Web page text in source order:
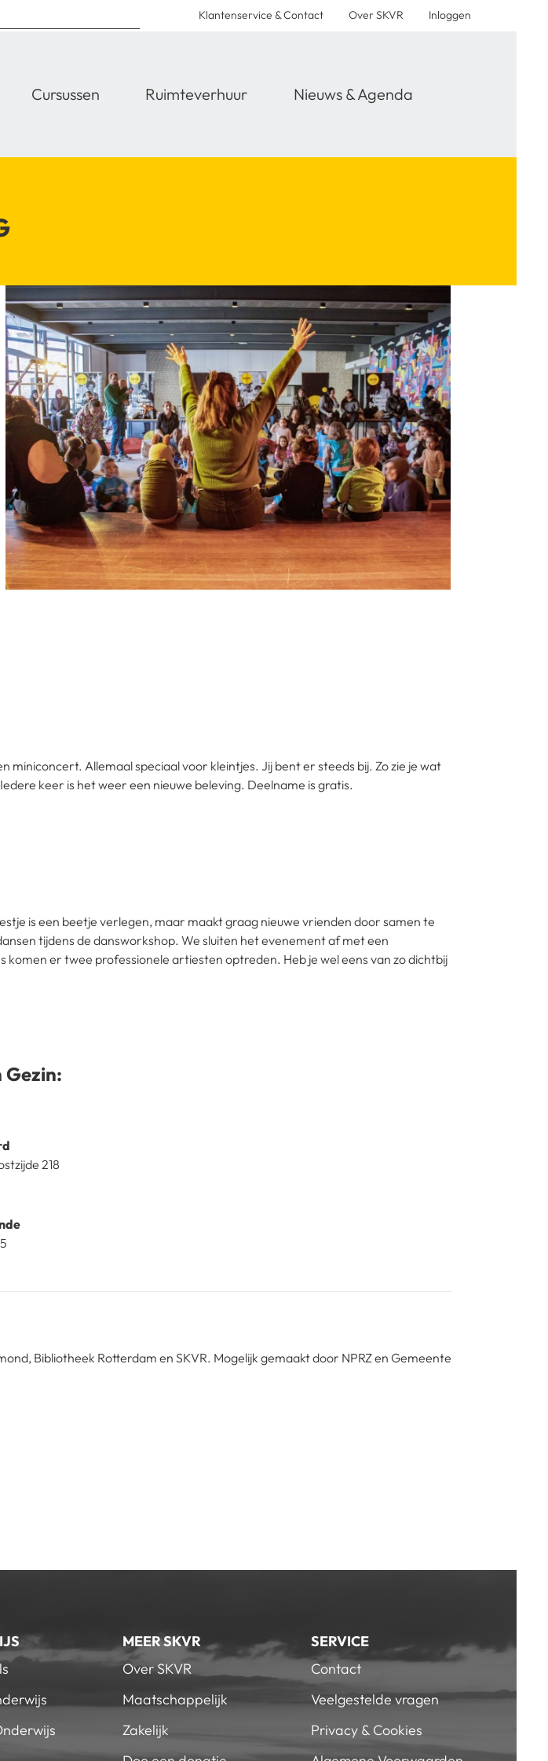
Cursussen Ruimteverhuur Nieuws & Agenda
Klantenservice & Contact Over SKVR Inloggen
miniconcert. Allemaal speciaal voor kleintjes. Jij bent er steeds bij. Zo zie je wat
keer is het weer een nieuwe beleving. Deelname is gratis.
is een beetje verlegen, maar maakt graag nieuwe vrienden door samen te
tijdens de dansworkshop. We sluiten het evenement af met een
er twee professionele artiesten optreden. Heb je wel eens van zo dichtbij
Gezin:
218
Bibliotheek Rotterdam en SKVR. Mogelijk gemaakt door NPRZ en Gemeente
MEER SKVR
Over SKVR
Maatschappelijk
Zakelijk
SERVICE
Contact
Veelgestelde vragen
Privacy & Cookies